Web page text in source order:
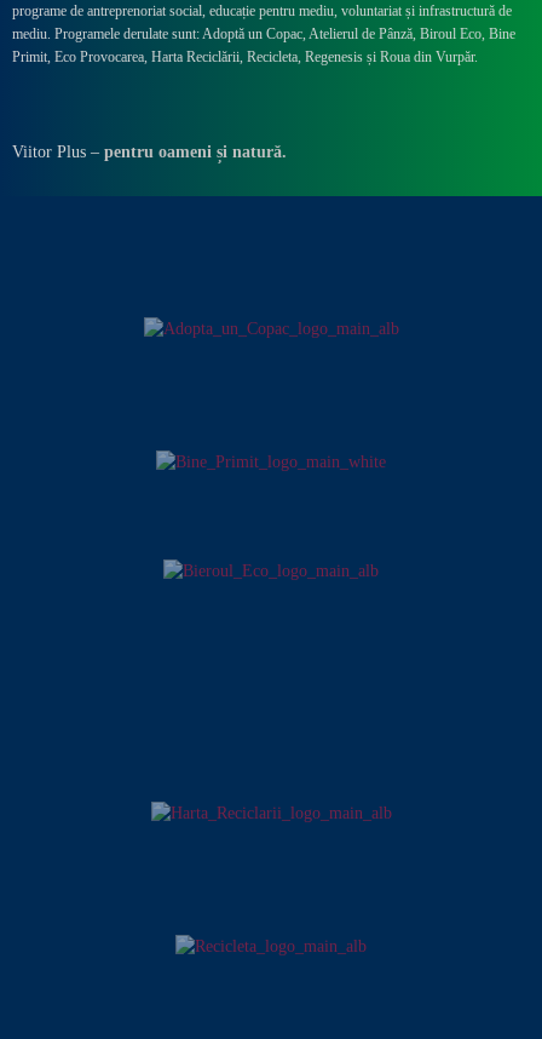
programe de antreprenoriat social, educație pentru mediu, voluntariat și infrastructură de
mediu. Programele derulate sunt: Adoptă un Copac, Atelierul de Pânză, Biroul Eco, Bine
Primit, Eco Provocarea, Harta Reciclării, Recicleta, Regenesis și Roua din Vurpăr.
Viitor Plus – pentru oameni și natură.